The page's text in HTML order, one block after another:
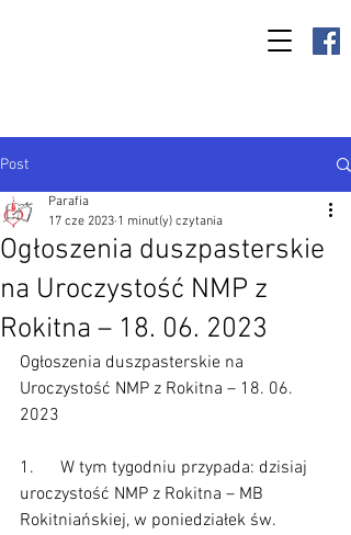
Post
Ogłoszenia duszpasterskie
na Uroczystość NMP z
Rokitna – 18. 06. 2023
Parafia
17 cze 2023 1 minut(y) czytania
Ogłoszenia duszpasterskie na
Uroczystość NMP z Rokitna – 18. 06.
2023
1.      W tym tygodniu przypada: dzisiaj
uroczystość NMP z Rokitna – MB
Rokitniańskiej, w poniedziałek św.